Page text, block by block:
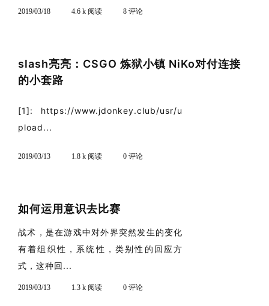
2019/03/18 4.6 k 阅读 8 评论
slash亮亮：CSGO 炼狱小镇 NiKo对付连接
的小套路
[1]: https://www.jdonkey.club/usr/u
pload...
2019/03/13 1.8 k 阅读 0 评论
如何运用意识去比赛
战术，是在游戏中对外界突然发生的变化
有着组织性，系统性，类别性的回应方
式，这种回...
2019/03/13 1.3 k 阅读 0 评论